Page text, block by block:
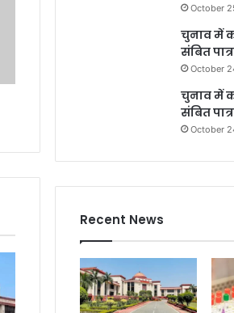
October
चुनाव में
संबित
October
चुनाव में
संबित
October
Recent News